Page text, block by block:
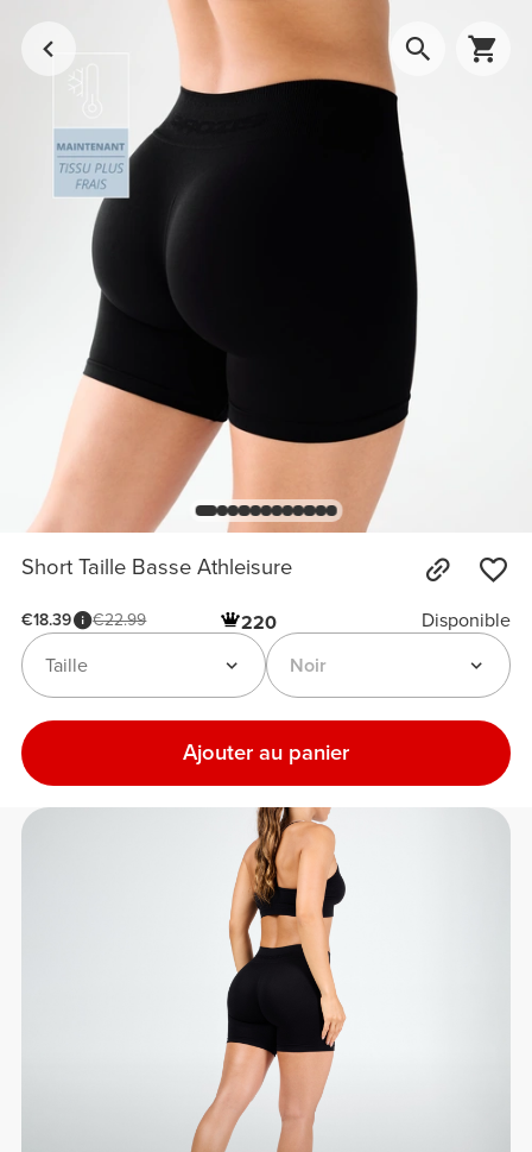
Short Taille Basse Athleisure
€18.39 €22.99 220
Disponible
Noir
Taille
Ajouter au panier